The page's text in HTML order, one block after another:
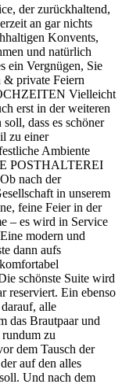
der zurückhaltend,
an gar nichts
Konvents,
und natürlich
ein Vergnügen, Sie
& private Feiern
Vielleicht
erst in der weiteren
dass es schöner
zu einer
Ambiente
POSTHALTEREI
nach der
in unserem
feine Feier in der
– es wird in Service
modern und
dann aufs
schönste Suite wird
reserviert. Ein ebenso
alle
das Brautpaar und
zu
dem Tausch der
auf den alles
Und nach dem